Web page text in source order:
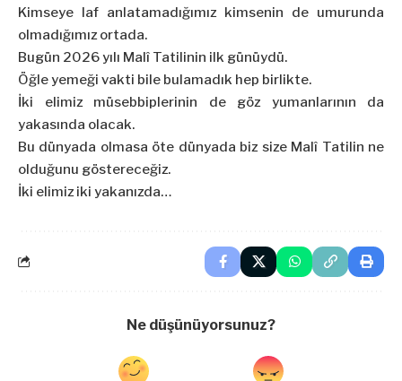
Kimseye laf anlatamadığımız kimsenin de umurunda
olmadığımız ortada.
Bugün 2026 yılı Malî Tatilinin ilk günüydü.
Öğle yemeği vakti bile bulamadık hep birlikte.
İki elimiz müsebbiplerinin de göz yumanlarının da
yakasında olacak.
Bu dünyada olmasa öte dünyada biz size Malî Tatilin ne
olduğunu göstereceğiz.
İki elimiz iki yakanızda…
Ne düşünüyorsunuz?